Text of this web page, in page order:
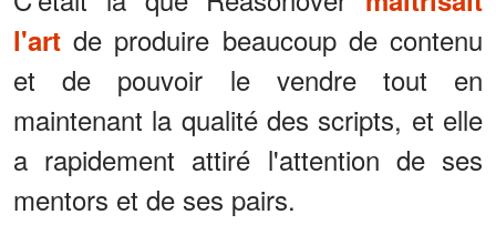
l'art de produire beaucoup de contenu
et de pouvoir le vendre tout en
maintenant la qualité des scripts, et elle
a rapidement attiré l'attention de ses
mentors et de ses pairs.